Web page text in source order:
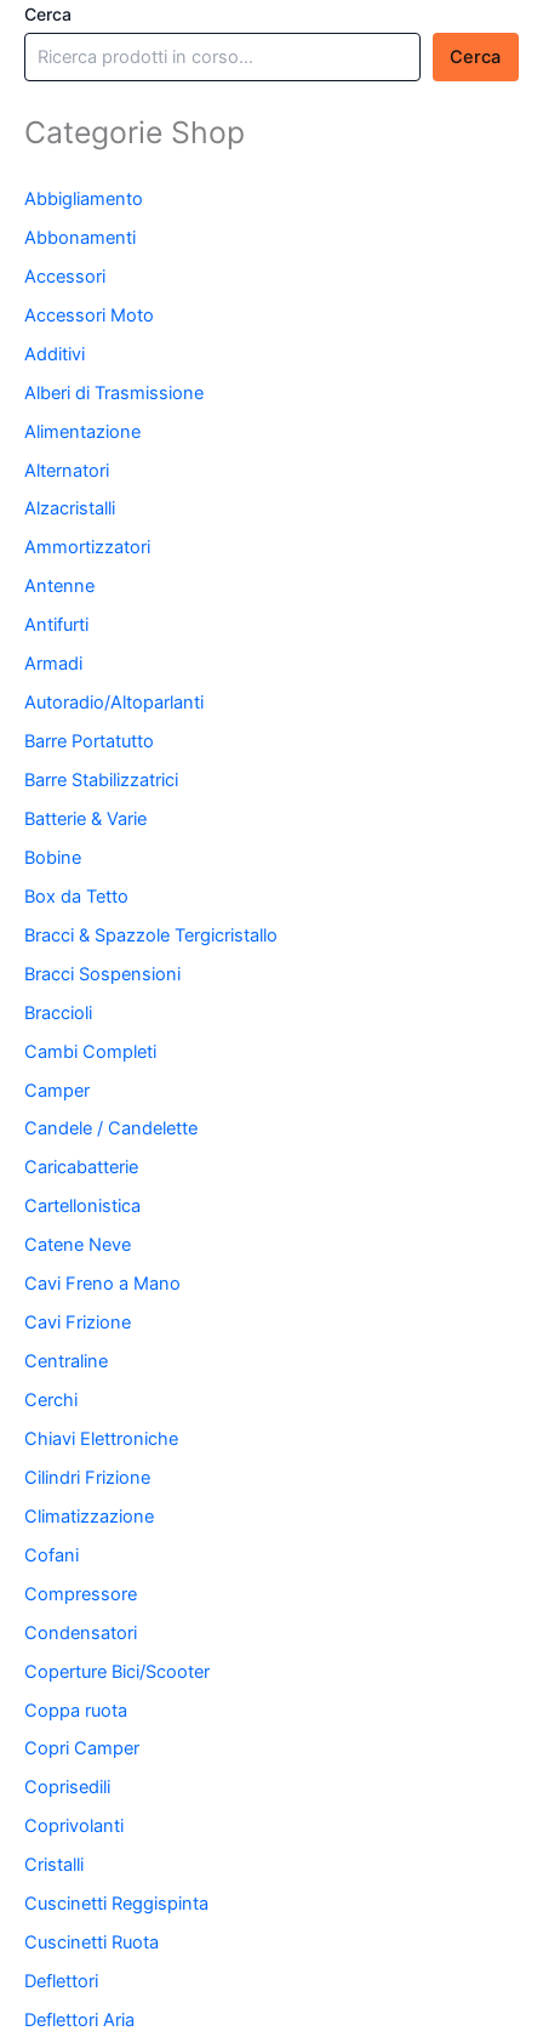
Cerca
Cerca
Categorie Shop
Abbigliamento
Abbonamenti
Accessori
Accessori Moto
Additivi
Alberi di Trasmissione
Alimentazione
Alternatori
Alzacristalli
Ammortizzatori
Antenne
Antifurti
Armadi
Autoradio/Altoparlanti
Barre Portatutto
Barre Stabilizzatrici
Batterie & Varie
Bobine
Box da Tetto
Bracci & Spazzole Tergicristallo
Bracci Sospensioni
Braccioli
Cambi Completi
Camper
Candele / Candelette
Caricabatterie
Cartellonistica
Catene Neve
Cavi Freno a Mano
Cavi Frizione
Centraline
Cerchi
Chiavi Elettroniche
Cilindri Frizione
Climatizzazione
Cofani
Compressore
Condensatori
Coperture Bici/Scooter
Coppa ruota
Copri Camper
Coprisedili
Coprivolanti
Cristalli
Cuscinetti Reggispinta
Cuscinetti Ruota
Deflettori
Deflettori Aria